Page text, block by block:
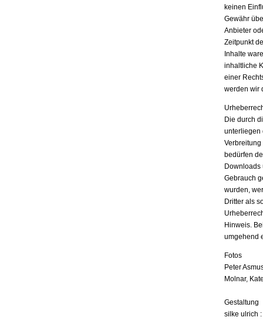
keinen
Gewähr
Anbieter
Zeitpunkt
Inhalte
inhaltliche
einer
werden wir
Die durch
unterliegen
bedürfen
Downloads
Gebrauch
wurden,
Dritter als
Hinweis.
umgehend
Fotos
Peter
Molnar,
Gestaltung
silke ulrich